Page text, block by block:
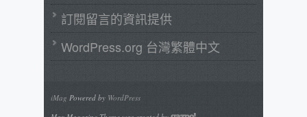
訂閱留言的資訊提供
WordPress.org 台灣繁體中文
iMag Powered by WordPress